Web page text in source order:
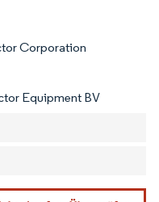
Corporation
Equipment BV